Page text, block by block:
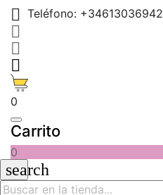
 Teléfono: +34613036942



0
Carrito
0
search